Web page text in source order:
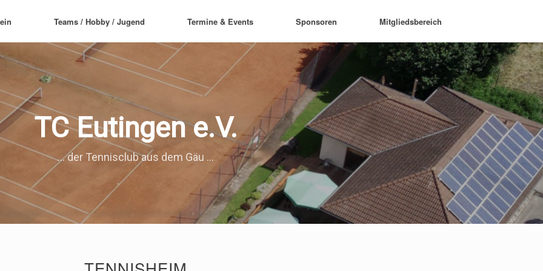
Teams / Hobby / Jugend Termine & Events Sponsoren Mitgliedsbereich
TC Eutingen e.V.
... der Tennisclub aus dem Gäu ...